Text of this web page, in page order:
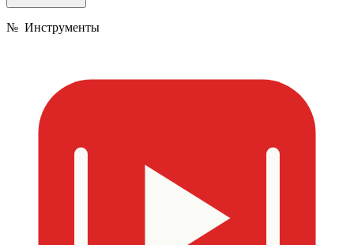
№ Инструменты